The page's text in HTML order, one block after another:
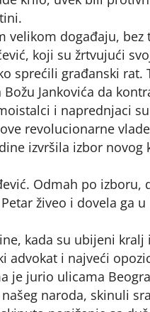
velikom događaju, bez
koji su žrtvujući
sprećili građanski rat.
Jankovića da
i naprednjaci
revolucionarne
izvršila izbor novog
Odmah po izboru,
živeo i dovela ga
kada su ubijeni kralj
advokat i najveći
je jurio ulicama
naroda, skinuli